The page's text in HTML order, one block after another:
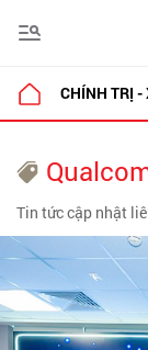
CHÍNH TRỊ -
Tin tức cập nhật